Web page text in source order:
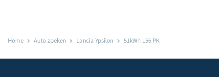
Home Auto zoeken Lancia Ypsilon 51kWh 156 PK